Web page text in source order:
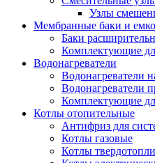
Узлы
Мембранные баки и
Баки
Комплектующие
Водонагреватели
Водонагреватели
Водонагреватели
Комплектующие
Котлы отопительные
Антифриз для
Котлы газовые
Котлы